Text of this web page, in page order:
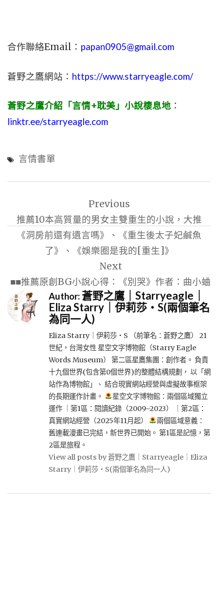
合作聯絡Email： papan0905@gmail.com
蒼野之鷹網站： https://www.starryeagle.com/
蒼野之鷹介紹「言情+耽美」小說棲息地 ：
linktr.ee/starryeagle.com
言情書單
導
覽
Previous
推薦10本高質量的男女主雙重生的小說，大推
《洞房前還有遺言嗎》、《重生後太子妃鹹魚
了》、《娛樂圈是我的[重生]》
Next
■■推薦原創BG小說心得：《別哭》作者：曲小蛐
Author:蒼野之鷹｜Starryeagle｜
Eliza Starry｜伊莉莎・S(兩個筆名
為同一人)
Eliza Starry｜伊莉莎・S （前筆名：蒼野之鷹） 21
世紀，台灣女性 星空文字博物館（Starry Eagle
Words Museum） 第二區星鷹集團：創作者。 負責
十九個世界(包含第0個世界)的整體結構規劃， 以「網
站作為博物館」、 結合現實網站經營與虛擬故事框架
的長期運作計畫。
星空文字博物館：兩個區域獨立
運作 ｜第1區：閱讀紀錄（2009–2023） ｜第2區：
真實網站經營（2025年11月起）
兩個區域意義：
舊連載漫畫已完結，新世界已開始。 第1區是記憶，第
2區是旅程。
View all posts by 蒼野之鷹｜Starryeagle｜Eliza
Starry｜伊莉莎・S(兩個筆名為同一人)